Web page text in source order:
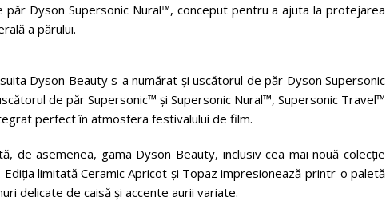
Dyson Supersonic Nural™, conceput pentru a ajuta la protejarea
a părului.
Dyson Beauty s-a numărat și uscătorul de păr Dyson Supersonic
de păr Supersonic™ și Supersonic Nural™, Supersonic Travel™
perfect în atmosfera festivalului de film.
de asemenea, gama Dyson Beauty, inclusiv cea mai nouă colecție
limitată Ceramic Apricot și Topaz impresionează printr-o paletă
delicate de caisă și accente aurii variate.